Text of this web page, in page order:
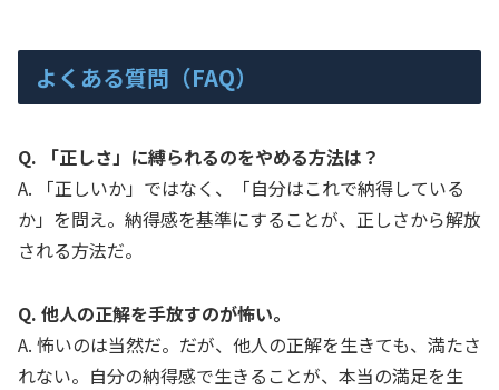
よくある質問（FAQ）
Q. 「正しさ」に縛られるのをやめる方法は？
A. 「正しいか」ではなく、「自分はこれで納得している
か」を問え。納得感を基準にすることが、正しさから解放
される方法だ。
Q. 他人の正解を手放すのが怖い。
A. 怖いのは当然だ。だが、他人の正解を生きても、満たさ
れない。自分の納得感で生きることが、本当の満足を生